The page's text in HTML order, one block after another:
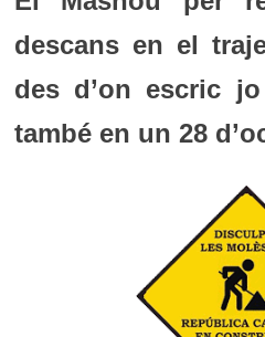
descans en el
des d’on escric
també en un 28